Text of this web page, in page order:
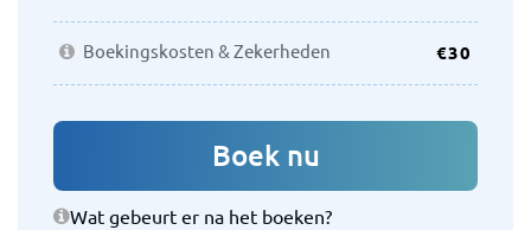
Boekingskosten & Zekerheden €30
Boek nu
Wat gebeurt er na het boeken?